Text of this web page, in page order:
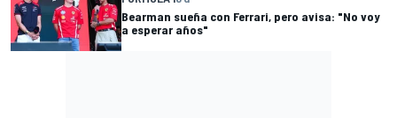
Bearman sueña con Ferrari, pero avisa: "No voy
a esperar años"